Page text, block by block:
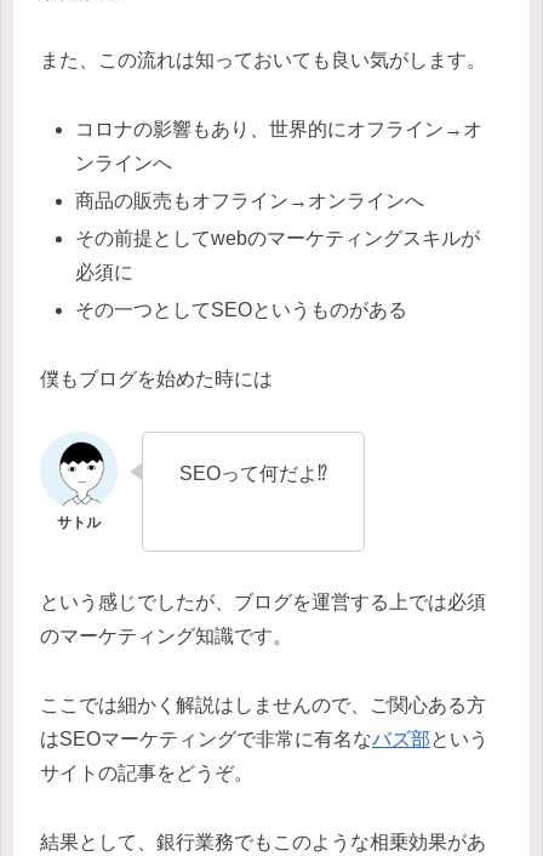
また、この流れは知っておいても良い気がします。
コロナの影響もあり、世界的にオフライン→オ
ンラインへ
商品の販売もオフライン→オンラインへ
その前提としてwebのマーケティングスキルが
必須に
その一つとしてSEOというものがある
僕もブログを始めた時には
SEOって何だよ⁉
という感じでしたが、ブログを運営する上では必須
のマーケティング知識です。
ここでは細かく解説はしませんので、ご関心ある方
はSEOマーケティングで非常に有名なバズ部という
サイトの記事をどうぞ。
結果として、銀行業務でもこのような相乗効果があ